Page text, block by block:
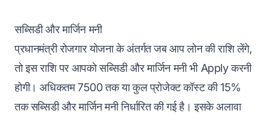
सब्सिडी और मार्जिन मनी
प्रधानमंत्री रोजगार योजना के अंतर्गत जब आप लोन की राशि लेंगे,
तो इस राशि पर आपको सब्सिडी और मार्जिन मनी भी Apply करनी
होगी। अधिकतम 7500 तक या कुल प्रोजेक्ट कॉस्ट की 15%
तक सब्सिडी और मार्जिन मनी निर्धारित की गई है। इसके अलावा